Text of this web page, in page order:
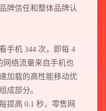
牌信任和整体品牌认
手机 344 次，即每 4
网络流量来自手机也
加载的高性能移动优
成部分。
提高 0.1 秒，零售网